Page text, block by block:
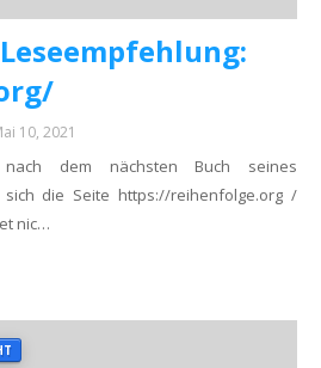
10, 2021
dem nächsten Buch seines
die Seite https://reihenfolge.org /
nic…